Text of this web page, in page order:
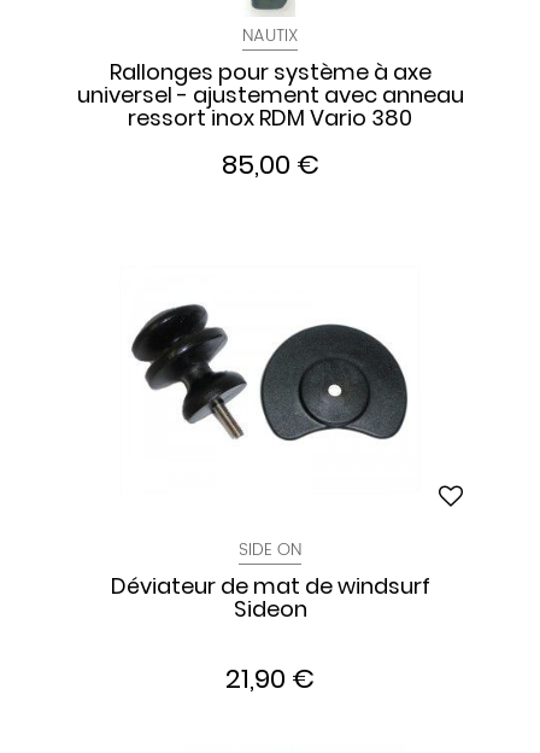
NAUTIX
Rallonges pour système à axe
universel - ajustement avec anneau
ressort inox RDM Vario 380
85,00 €
SIDE ON
Déviateur de mat de windsurf
Sideon
21,90 €